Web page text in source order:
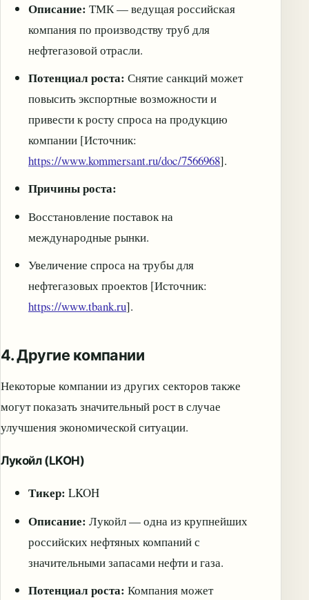
Описание: ТМК — ведущая российская
компания по производству труб для
нефтегазовой отрасли.
Потенциал роста: Снятие санкций может
повысить экспортные возможности и
привести к росту спроса на продукцию
компании [Источник:
https://www.kommersant.ru/doc/7566968].
Причины роста:
Восстановление поставок на
международные рынки.
Увеличение спроса на трубы для
нефтегазовых проектов [Источник:
https://www.tbank.ru].
4. Другие компании
Некоторые компании из других секторов также
могут показать значительный рост в случае
улучшения экономической ситуации.
Лукойл (LKOH)
Тикер: LKOH
Описание: Лукойл — одна из крупнейших
российских нефтяных компаний с
значительными запасами нефти и газа.
Потенциал роста: Компания может